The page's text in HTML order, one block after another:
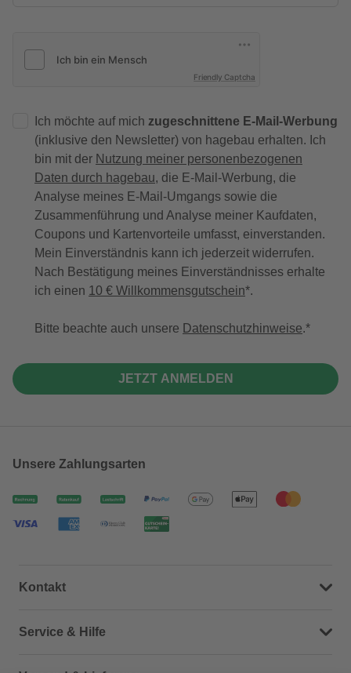
Friendly Captcha
Ich möchte auf mich zugeschnittene E-Mail-Werbung
(inklusive den Newsletter) von hagebau erhalten. Ich
bin mit der Nutzung meiner personenbezogenen
Daten durch hagebau, die E-Mail-Werbung, die
Analyse meines E-Mail-Umgangs sowie die
Zusammenführung und Analyse meiner Kaufdaten,
Coupons und Kartenvorteile umfasst, einverstanden.
Mein Einverständnis kann ich jederzeit widerrufen.
Nach Bestätigung meines Einverständnisses erhalte
ich einen 10 € Willkommensgutschein*.
Bitte beachte auch unsere Datenschutzhinweise.
JETZT ANMELDEN
Unsere Zahlungsarten
Kontakt
Dein Kontakt zu uns
Service & Hilfe